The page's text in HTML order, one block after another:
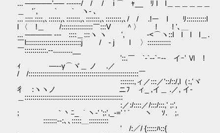
... ─────'── ------/ / / i ⌒ ｬ__ ﾘ l l＿＿＿＿＿＿
＿ '´, ` ` ヽ- ､
... ::::.::::,､::::::,､:::::::,､:::::::,､::::::::,､/ / .!ー l ﾘ::::::::::l
l 〈 !＿ /::::::::::::::::￣:::V ＾〉 ! ! '､＿
... ───── --- ::::＿:::ヽ ヽ ', ゝ‐<⌒ヽ::l l l l＿.
￣l::::::::::::::::::::::::::::j / - j l 〉::::::::::::
￣:::::::::::.‐-..........__
'::.￣ `-`--`ｰ--ゝイｰ' Ⅵ ! ゝ
ｨ ―--γ⌒ヾ＿ ノ .／
/ /::::::::::::::::::::::::::::::::::::::::::::::::::::::::￣
:::::::,ィ／:::／'::/::/,l（:,'ヾ
彳 :ヽヽノ ゝニﾌゝィ_ ,イ＿ .／, イ-
＿::::::::::::::::::::::::::::::::::::::::::::::::::
:／:/::::／/:::/:::,' ;:',
; ｀丶ﾆ_ ｀ヽ-' ';:',_-=' ' ´ ヽ ｿ. ;.￣
￣:::::::‐-:､､:::::＿::::::::::
' /:／/ {:::::ﾊ::{